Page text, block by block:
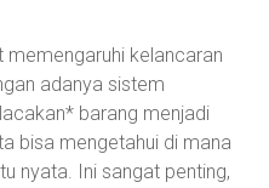
memengaruhi kelancaran
adanya sistem
barang menjadi
bisa mengetahui di mana
nyata. Ini sangat penting,